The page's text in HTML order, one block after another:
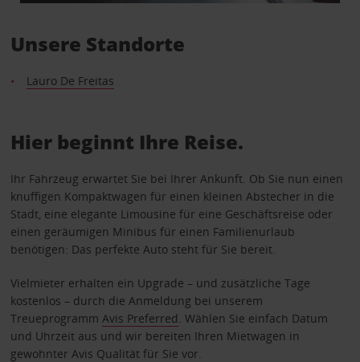
Unsere Standorte
Lauro De Freitas
Hier beginnt Ihre Reise.
Ihr Fahrzeug erwartet Sie bei Ihrer Ankunft. Ob Sie nun einen
knuffigen Kompaktwagen für einen kleinen Abstecher in die
Stadt, eine elegante Limousine für eine Geschäftsreise oder
einen geräumigen Minibus für einen Familienurlaub
benötigen: Das perfekte Auto steht für Sie bereit.
Vielmieter erhalten ein Upgrade – und zusätzliche Tage
kostenlos – durch die Anmeldung bei unserem
Treueprogramm Avis Preferred . Wählen Sie einfach Datum
und Uhrzeit aus und wir bereiten Ihren Mietwagen in
gewohnter Avis Qualität für Sie vor.